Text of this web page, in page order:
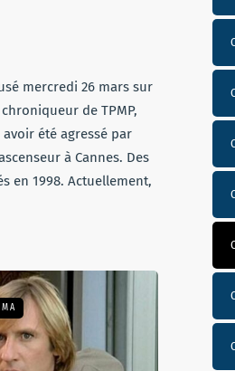
mercredi 26 mars sur
de TPMP,
été agressé par
à Cannes. Des
en 1998. Actuellement,